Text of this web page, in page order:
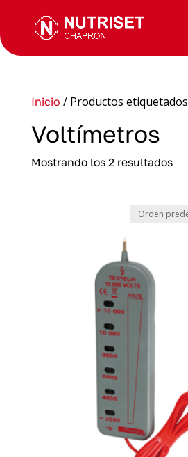
Inicio / Productos
Voltímetros
Mostrando los 2 resultados